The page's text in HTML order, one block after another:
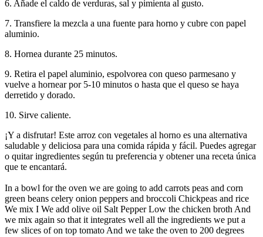
6. Añade el caldo de verduras, sal y pimienta al gusto.
7. Transfiere la mezcla a una fuente para horno y cubre con papel
aluminio.
8. Hornea durante 25 minutos.
9. Retira el papel aluminio, espolvorea con queso parmesano y
vuelve a hornear por 5-10 minutos o hasta que el queso se haya
derretido y dorado.
10. Sirve caliente.
¡Y a disfrutar! Este arroz con vegetales al horno es una alternativa
saludable y deliciosa para una comida rápida y fácil. Puedes agregar
o quitar ingredientes según tu preferencia y obtener una receta única
que te encantará.
In a bowl for the oven we are going to add carrots peas and corn
green beans celery onion peppers and broccoli Chickpeas and rice
We mix I We add olive oil Salt Pepper Low the chicken broth And
we mix again so that it integrates well all the ingredients we put a
few slices of on top tomato And we take the oven to 200 degrees